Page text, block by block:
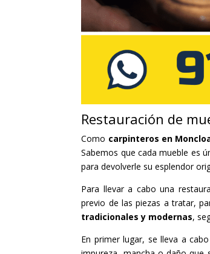
Restauración de
Como carpinteros en
Sabemos que cada mueble es
para devolverle su esplendor
Para llevar a cabo una
previo de las piezas a tratar,
tradicionales y modernas,
En primer lugar, se lleva a